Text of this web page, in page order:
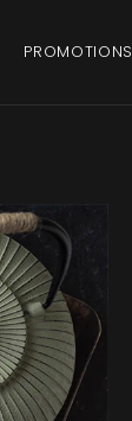
PROMOTIONS